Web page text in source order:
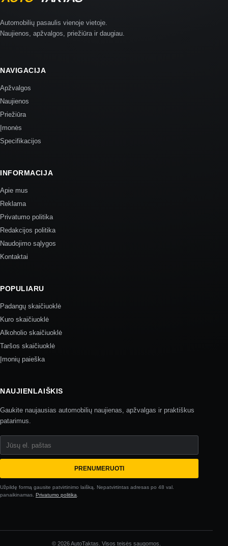
Automobilių pasaulis vienoje vietoje.
Naujienos, apžvalgos, priežiūra ir daugiau.
NAVIGACIJA
Apžvalgos
Naujienos
Priežiūra
Įmonės
Specifikacijos
INFORMACIJA
Apie mus
Reklama
Privatumo politika
Redakcijos politika
Naudojimo sąlygos
Kontaktai
POPULIARU
Padangų skaičiuoklė
Kuro skaičiuoklė
Alkoholio skaičiuoklė
Taršos skaičiuoklė
Įmonių paieška
NAUJIENLAIŠKIS
Gaukite naujausias automobilių naujienas, apžvalgas ir praktiškus
patarimus.
Jūsų el. paštas
PRENUMERUOTI
Užpildę formą gausite patvirtinimo laišką. Nepatvirtintas adresas po 48 val.
panaikinamas. Privatumo politika.
© 2026 AutoTaktas. Visos teisės saugomos.